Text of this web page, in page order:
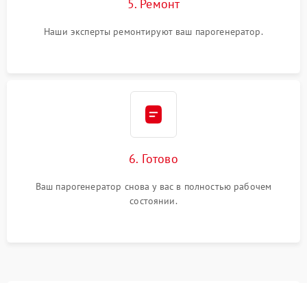
5. Ремонт
Наши эксперты ремонтируют ваш парогенератор.
6. Готово
Ваш парогенератор снова у вас в полностью рабочем
состоянии.